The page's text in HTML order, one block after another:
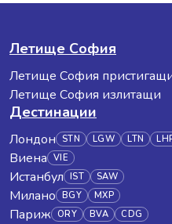
Летище София
Летище София
Летище София излитащи
Дестинации
Лондон STN LGW LTN
Виена VIE
Истанбул IST SAW
Милано BGY MXP
Париж ORY BVA CDG